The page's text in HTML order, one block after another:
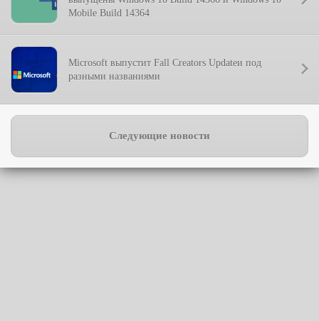
Mobile Build 14364
Microsoft выпустит Fall Creators Updateи под
разными названиями
Следующие новости